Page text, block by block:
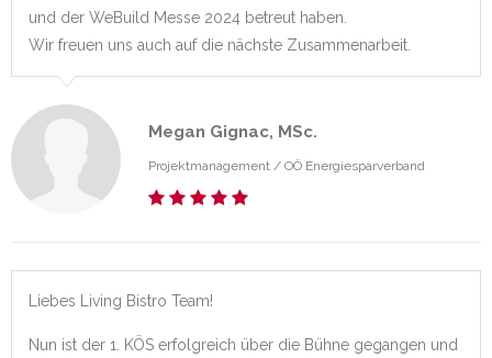
und der WeBuild Messe 2024 betreut haben.
Wir freuen uns auch auf die nächste Zusammenarbeit.
Megan Gignac, MSc.
Projektmanagement / OÖ Energiesparverband
Liebes Living Bistro Team!
Nun ist der 1. KÖS erfolgreich über die Bühne gegangen und